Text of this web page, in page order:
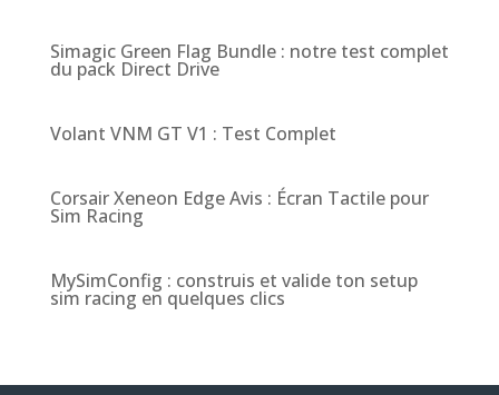
Simagic Green Flag Bundle : notre test complet
du pack Direct Drive
Volant VNM GT V1 : Test Complet
Corsair Xeneon Edge Avis : Écran Tactile pour
Sim Racing
MySimConfig : construis et valide ton setup
sim racing en quelques clics